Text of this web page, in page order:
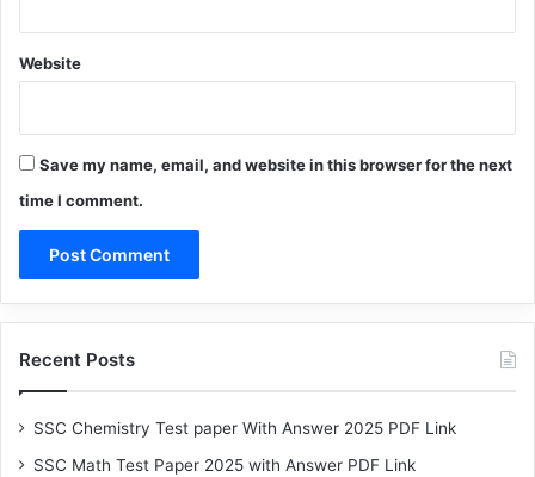
Website
Save my name, email, and website in this browser for the next
time I comment.
Recent Posts
SSC Chemistry Test paper With Answer 2025 PDF Link
SSC Math Test Paper 2025 with Answer PDF Link